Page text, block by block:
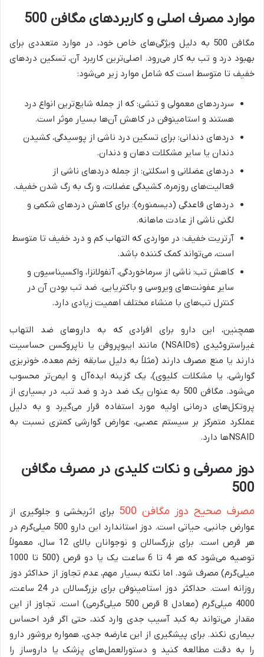
موارد مصرف اصلی و کاربردهای مگافن 500
مگافن 500 به دلیل ویژگی‌های خاص خود، در موارد متعددی برای
بهبود درد و تب به کار می‌رود. اصلی‌ترین کاربرد آن، تسکین دردهای
خفیف تا متوسط است که شامل موارد زیر می‌شود:
سردردهای معمولی و تنشی: که از جمله شایع‌ترین انواع درد
هستند و استامینوفن در کاهش آن‌ها بسیار موثر است.
دردهای دندانی: برای تسکین درد ناشی از پوسیدگی، کشیدن
دندان یا سایر مشکلات دهان و دندان.
دردهای عضلانی و اسکلتی: از جمله دردهای ناشی از
فعالیت‌های روزمره، کشیدگی عضلات، و رگ به رگ شدن خفیف.
دردهای قاعدگی (دیسمنوره): برای کاهش دردهای شکمی و
لگنی ناشی از عادت ماهانه.
آرتریت خفیف: در مواردی که التهاب کم و درد خفیف تا متوسط
است، می‌تواند کمک کننده باشد.
کاهش تب: ناشی از سرماخوردگی، آنفولانزا، واکسیناسیون و
سایر عفونت‌های ویروسی و باکتریایی. ضد تب بودن آن در
کنترل تب‌های با منشاء مختلف اهمیت زیادی دارد.
همچنین، این دارو برای افرادی که به داروهای ضد التهاب
غیراستروئیدی (NSAIDs) مانند ایبوپروفن یا ناپروکسن حساسیت
دارند یا منع مصرف دارند (مثلاً به دلیل سابقه زخم معده، خونریزی
گوارشی، یا مشکلات کلیوی)، یک گزینه ایده‌آل و ایمن‌تر محسوب
می‌شود. مگافن 500 به عنوان یک ضد درد و ضد تب، در بسیاری از
پروتکل‌های درمانی اولیه مورد استفاده قرار می‌گیرد و به دلیل
عملکرد متمرکز بر سیستم عصبی، عوارض گوارشی کمتری نسبت به
NSAIDها دارد.
دوز مصرفی و نکات کلیدی در مصرف مگافن
500
مصرف صحیح دوز مگافن 500
برای اثربخشی و جلوگیری از
عوارض جانبی، حیاتی است. دوز استاندارد این دارو 500 میلی‌گرم در
هر قرص است. برای بزرگسالان و نوجوانان بالای 12 سال، معمولاً
توصیه می‌شود که هر 4 تا 6 ساعت یک یا دو قرص (500 تا 1000
میلی‌گرم) مصرف شود. اما نکته بسیار مهم، عدم تجاوز از حداکثر دوز
روزانه است. حداکثر دوز استامینوفن برای بزرگسالان در 24 ساعت،
4000 میلی‌گرم (معادل 8 قرص 500 میلی‌گرمی) است. تجاوز از این
مقدار می‌تواند به کبد آسیب جدی وارد کند، حتی اگر فرد احساس
بیماری نکند. برای پیشگیری از این عارضه جدی، همواره بروشور دارو
را به دقت مطالعه کنید و دستورالعمل‌های پزشک یا داروساز را